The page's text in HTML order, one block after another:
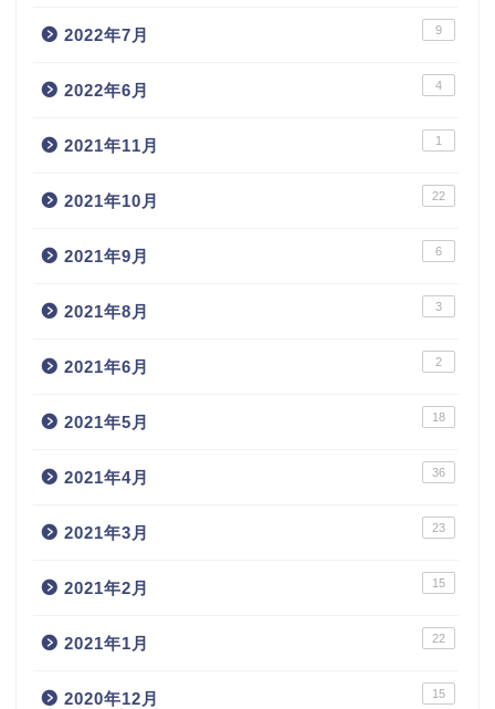
2022年7月 9
2022年6月 4
2021年11月 1
2021年10月 22
2021年9月 6
2021年8月 3
2021年6月 2
2021年5月 18
2021年4月 36
2021年3月 23
2021年2月 15
2021年1月 22
2020年12月 15